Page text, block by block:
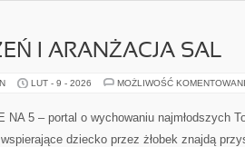
I ARANŻACJA SAL
LUT - 9 - 2026 MOŻLIWOŚĆ
NA 5 – portal o wychowaniu najmłodszych
dziecko przez żłobek znajdą